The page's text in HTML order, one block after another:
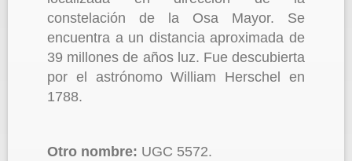
constelación de la Osa Mayor. Se
encuentra a un distancia aproximada de
39 millones de años luz. Fue descubierta
por el astrónomo William Herschel en
1788.
Otro nombre: UGC 5572.